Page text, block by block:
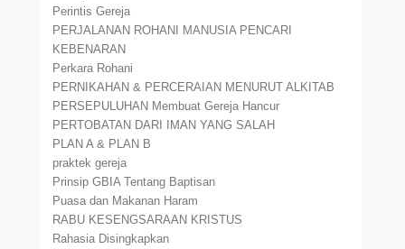
Perintis Gereja
PERJALANAN ROHANI MANUSIA PENCARI
KEBENARAN
Perkara Rohani
PERNIKAHAN & PERCERAIAN MENURUT ALKITAB
PERSEPULUHAN Membuat Gereja Hancur
PERTOBATAN DARI IMAN YANG SALAH
PLAN A & PLAN B
praktek gereja
Prinsip GBIA Tentang Baptisan
Puasa dan Makanan Haram
RABU KESENGSARAAN KRISTUS
Rahasia Disingkapkan